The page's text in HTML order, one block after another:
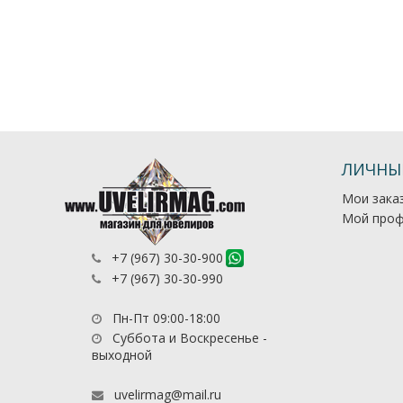
+7 (967) 30-30-900
+7 (967) 30-30-990
Пн-Пт 09:00-18:00
Суббота и Воскресенье -
выходной
uvelirmag@mail.ru
Мои
Мой